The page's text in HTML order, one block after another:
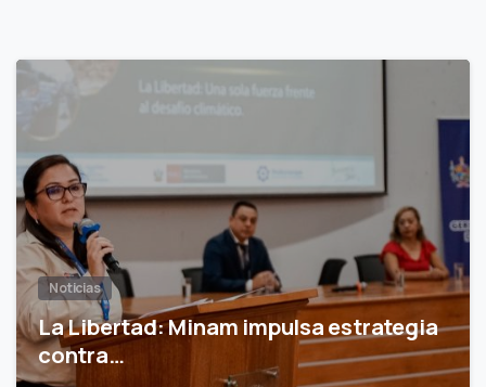
Noticias
La Libertad: Minam impulsa estrategia
contra…